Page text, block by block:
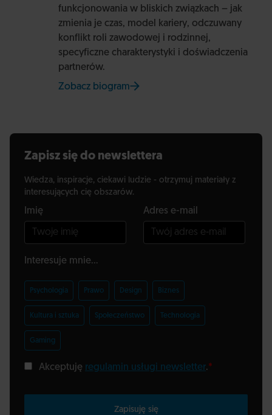
funkcjonowania w bliskich związkach – jak
zmienia je czas, model kariery, odczuwany
konflikt roli zawodowej i rodzinnej,
specyficzne charakterystyki i doświadczenia
partnerów.
Zobacz biogramna stronie Uniwersytetu SWPS
Zapisz się do newslettera
Wiedza, inspiracje, ciekawi ludzie - otrzymuj materiały z
interesujących cię obszarów.
Imię Adres e-mail
Interesuje mnie...
Psychologia Prawo Design Biznes
Kultura i sztuka Społeczeństwo Technologia
Gaming
Akceptuję regulamin usługi newsletter.*
Zapisuję się